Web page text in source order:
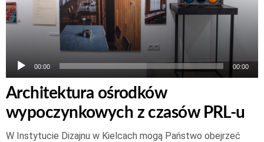
00:00 00:00
Architektura ośrodków
wypoczynkowych z czasów PRL-u
W Instytucie Dizajnu w Kielcach mogą Państwo obejrzeć